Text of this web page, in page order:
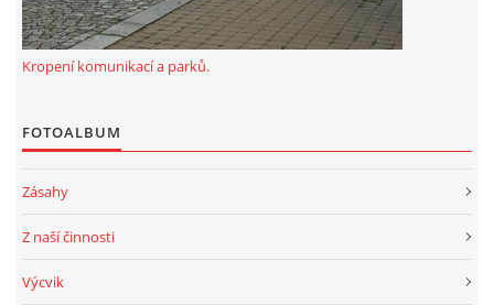
Kropení komunikací a parků.
FOTOALBUM
Zásahy
Z naší činnosti
Výcvik